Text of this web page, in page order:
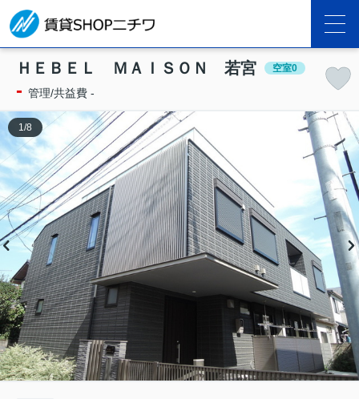
ＨＥＢＥＬ ＭＡＩＳＯＮ 若宮 空室0
- 管理/共益費 -
1 /8